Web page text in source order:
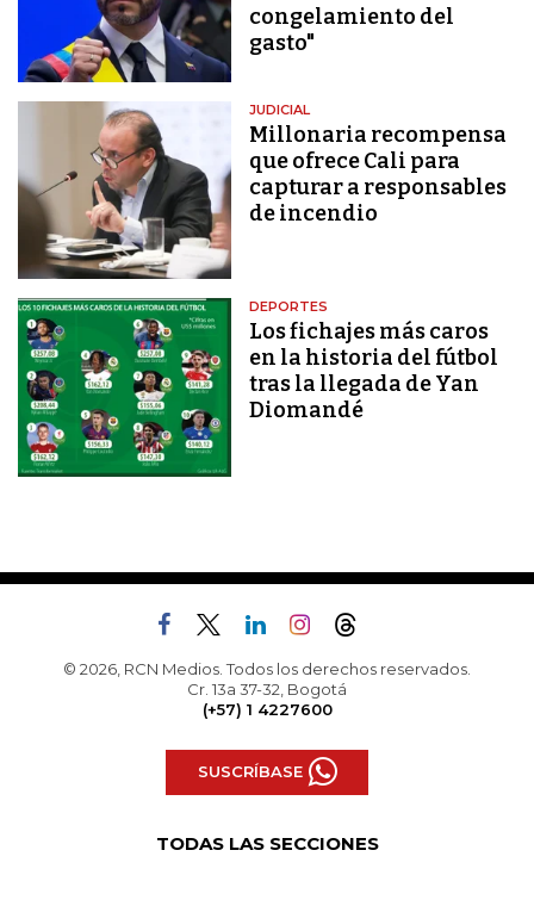
congelamiento del
gasto"
JUDICIAL
Millonaria recompensa
que ofrece Cali para
capturar a responsables
de incendio
DEPORTES
Los fichajes más caros
en la historia del fútbol
tras la llegada de Yan
Diomandé
© 2026, RCN Medios. Todos los derechos reservados.
Cr. 13a 37-32, Bogotá
(+57) 1 4227600
SUSCRÍBASE
TODAS LAS SECCIONES